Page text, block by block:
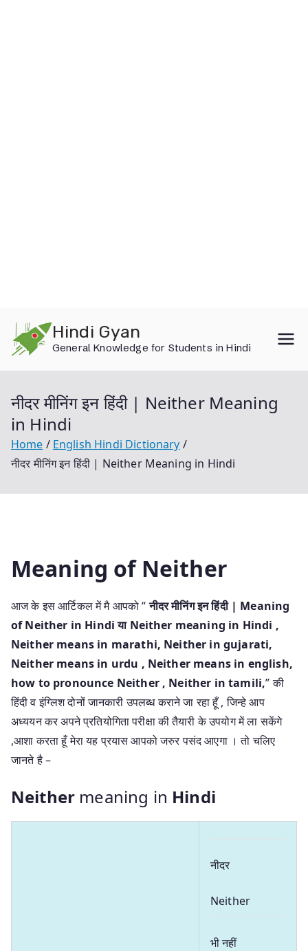
content
Hindi Gyan
General Knowledge for Students in Hindi
नीदर मीनिंग इन हिंदी | Neither Meaning
in Hindi
Home
English Hindi Dictionary
नीदर मीनिंग इन हिंदी | Neither Meaning in Hindi
Meaning of Neither
आज के इस आर्टिकल में मै आपको “नीदर मीनिंग इन हिंदी | Meaning
of Neither in Hindi या Neither meaning in Hindi ,
Neither means in marathi, Neither in gujarati,
Neither means in urdu , Neither means in english,
how to pronounce Neither , Neither in tamili,” की
हिंदी व इंग्लिश दोनों जानकारी उपलब्ध कराने जा रहा हूँ , जिन्हे आप
अध्ययन कर अपने प्रतियोगिता परीक्षा की तैयारी के उपयोग में ला सकेंगे
,आशा करता हूँ मेरा यह प्रयास आपको जरुर पसंद आएगा । तो चलिए
जानते है –
Neither meaning in Hindi
नीदर
Neither
भी नहीं